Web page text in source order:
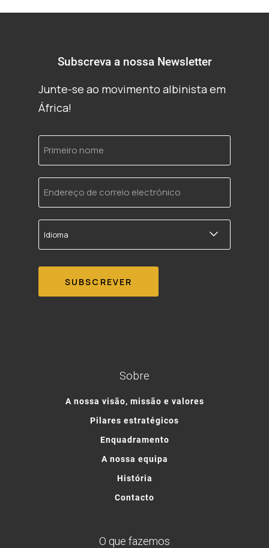
Subscreva a nossa Newsletter
Junte-se ao movimento albinista em
África!
Primeiro
nome
Endereço
de
correio
electrónico
Idioma
Sobre
A nossa visão, missão e valores
Pilares estratégicos
Enquadramento
A nossa equipa
História
Contacto
O que fazemos